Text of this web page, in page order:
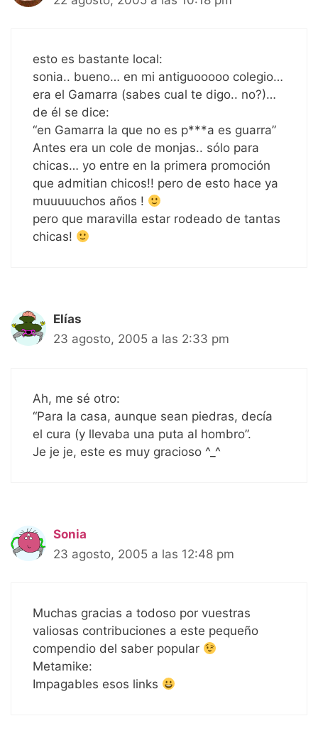
esto es bastante local:
sonia.. bueno… en mi antiguooooo colegio…
era el Gamarra (sabes cual te digo.. no?)…
de él se dice:
“en Gamarra la que no es p***a es guarra”
Antes era un cole de monjas.. sólo para
chicas… yo entre en la primera promoción
que admitian chicos!! pero de esto hace ya
muuuuuchos años !
pero que maravilla estar rodeado de tantas
chicas!
Elías
23 agosto, 2005 a las 2:33 pm
Ah, me sé otro:
“Para la casa, aunque sean piedras, decía
el cura (y llevaba una puta al hombro”.
Je je je, este es muy gracioso ^_^
Sonia
23 agosto, 2005 a las 12:48 pm
Muchas gracias a todoso por vuestras
valiosas contribuciones a este pequeño
compendio del saber popular
Metamike:
Impagables esos links